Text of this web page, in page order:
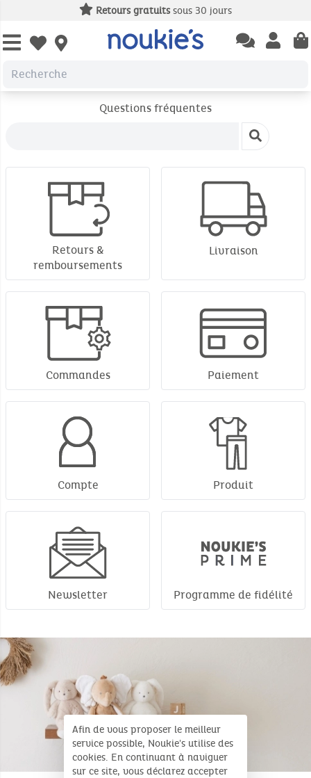
Retours gratuitssous 30 jours
Open wishlist Open
Open
Questions fréquentes
Retours &
remboursements
Livraison
Commandes Paiement
Compte Produit
Newsletter Programme de fidélité
Afin de vous proposer le meilleur
service possible, Noukie's utilise des
cookies. En continuant à naviguer
sur ce site, vous déclarez accepter